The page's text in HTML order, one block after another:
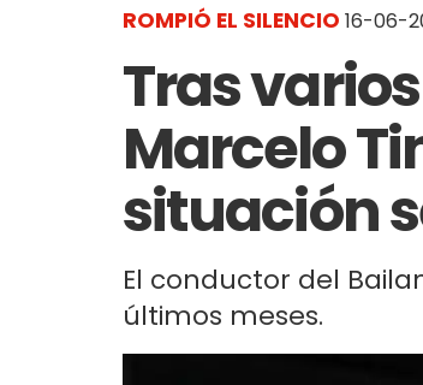
ROMPIÓ EL SILENCIO 16-06-
Tras
Marcelo
situación
El conductor del
últimos meses.